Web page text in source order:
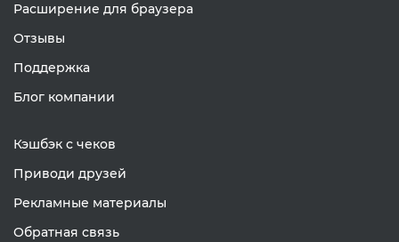
Расширение для браузера
Отзывы
Поддержка
Блог компании
Кэшбэк с чеков
Приводи друзей
Рекламные материалы
Обратная связь